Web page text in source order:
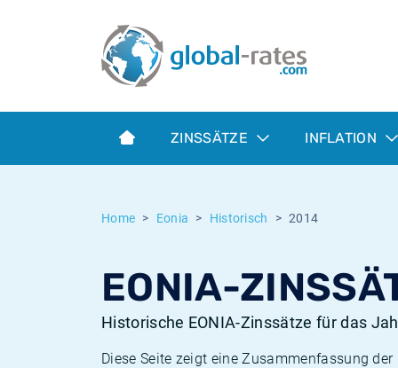
ZINSSÄTZE INFLATION
Home Eonia Historisch 2014
EONIA-
Historische EONIA-Zinssätze für das
Diese Seite zeigt eine Zusammenfassung
Term SOFR
Was ist die VPI-Inflation?
Was ist die HVPI-Inflation?
Schweizerische inflation
Historische Euribor-Sätze
Historische ESTER-Sätze
Historische Inflationsraten
Inflationsrechner